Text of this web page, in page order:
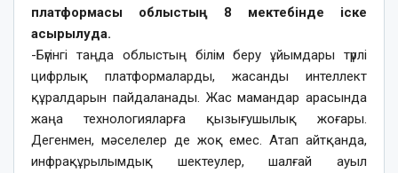
платформасы облыстың 8 мектебінде іске
асырылуда.
-Бүгінгі таңда облыстың білім беру ұйымдары түрлі
цифрлық платформаларды, жасанды интеллект
құралдарын пайдаланады. Жас мамандар арасында
жаңа технологияларға қызығушылық жоғары.
Дегенмен, мәселелер де жоқ емес. Атап айтқанда,
инфрақұрылымдық шектеулер, шалғай ауыл